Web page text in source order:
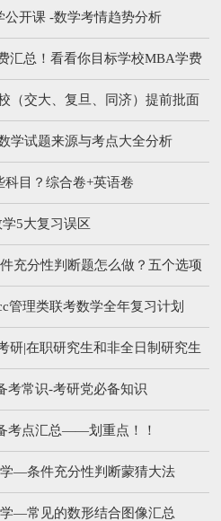
开课 -数学考情趋势分析
汇总！看看你目标学校MBA学费
（交大、复旦、同济）提前批面
学试题来源与考点大全分析
目？综合卷+英语卷
5大复习误区
充分性判断题怎么做？五个选项
管理类联考数学全年复习计划
研|在职研究生和非全日制研究生
考常识-考研党必备知识
考点汇总——划重点！！
—条件充分性判断蒙猜大法
—常见的数形结合图像汇总